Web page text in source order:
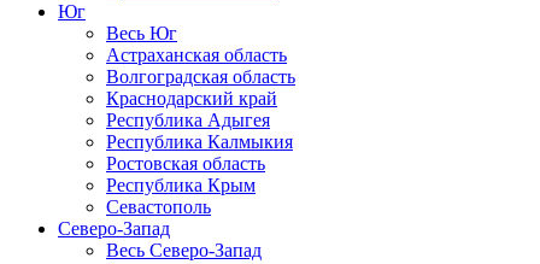
Юг
Весь Юг
Астраханская область
Волгоградская область
Краснодарский край
Республика Адыгея
Республика Калмыкия
Ростовская область
Республика Крым
Севастополь
Северо-Запад
Весь Северо-Запад